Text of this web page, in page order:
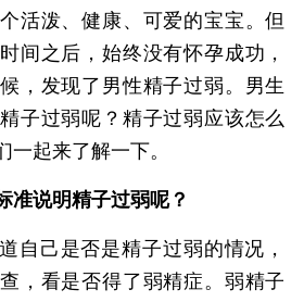
活泼、健康、可爱的宝宝。但
间之后，始终没有怀孕成功，
，发现了男性精子过弱。男生
子过弱呢？精子过弱应该怎么
一起来了解一下。
准说明精子过弱呢？
自己是否是精子过弱的情况，
，看是否得了弱精症。弱精子